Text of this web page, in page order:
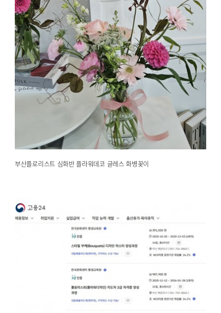
부산플로리스트 심화반 플라워데코 글레스 화병꽂이
해운대한국문화센터
부산플로리스트 심화반 플라워데코 글레스 화병꽂이
부산해운대 한국문화센터 내일배움 꽃수업 국비지원 하반기…